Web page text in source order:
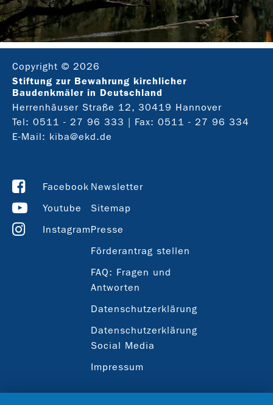
Copyright © 2026
Stiftung zur Bewahrung kirchlicher
Baudenkmäler in Deutschland
Herrenhäuser Straße 12, 30419 Hannover
Tel: 0511 - 27 96 333 | Fax: 0511 - 27 96 334
E-Mail: kiba@ekd.de
Facebook
Youtube
Instagram
Newsletter
Sitemap
Presse
Förderantrag stellen
FAQ: Fragen und
Antworten
Datenschutzerklärung
Datenschutzerklärung
Social Media
Impressum